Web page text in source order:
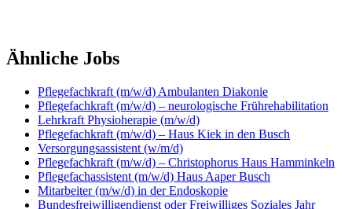
Ähnliche Jobs
Pflegefachkraft (m/w/d) Ambulanten Diakonie
Pflegefachkraft (m/w/d) – neurologische Frührehabilitation
Lehrkraft Physioherapie (m/w/d)
Pflegefachkraft (m/w/d) – Haus Kiek in den Busch
Versorgungsassistent (w/m/d)
Pflegefachkraft (m/w/d) – Christophorus Haus Hamminkeln
Pflegefachassistent (m/w/d) Haus Aaper Busch
Mitarbeiter (m/w/d) in der Endoskopie
Bundesfreiwilligendienst oder Freiwilliges Soziales Jahr